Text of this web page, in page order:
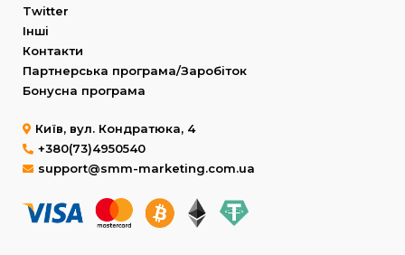
Twitter
Інші
Контакти
Партнерська програма/Заробіток
Бонусна програма
Київ, вул. Кондратюка, 4
+380(73)4950540
support@smm-marketing.com.ua